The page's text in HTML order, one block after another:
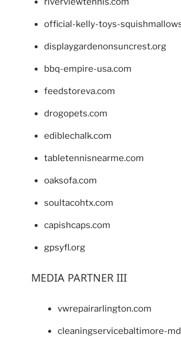
official-kelly-toys-
displaygardenonsuncrest.org
bbq-empire-usa.com
feedstoreva.com
drogopets.com
ediblechalk.com
tabletennisnearme.com
oaksofa.com
soultacohtx.com
capishcaps.com
gpsyfl.org
MEDIA PARTNER III
vwrepairarlington.com
cleaningservicebaltimore-